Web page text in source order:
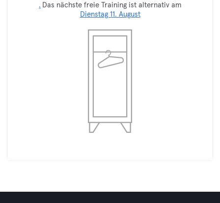
. Das nächste freie Training ist alternativ am
Dienstag 11. August